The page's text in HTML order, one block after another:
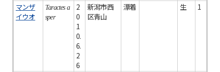
マンザ
イウオ
Taractes a
sper
2
0
1
0.
6.
2
6
新潟市西
区青山
漂着 生 1